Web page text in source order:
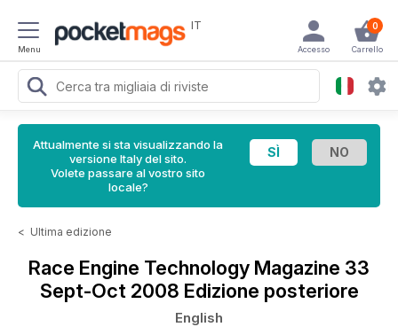
Menu
IT 0
Carrello
Accesso
Attualmente si sta visualizzando la
versione Italy del sito.
Volete passare al vostro sito
locale?
< Ultima edizione
Race Engine Technology Magazine 33
Sept-Oct 2008 Edizione posteriore
English